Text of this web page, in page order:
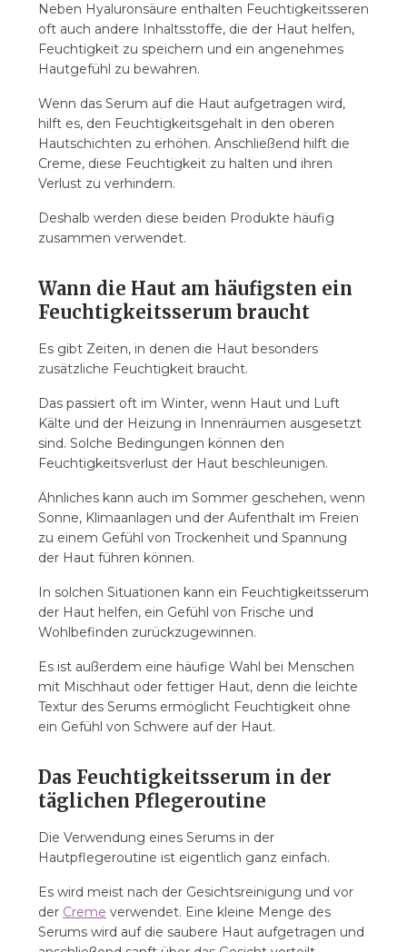
Neben Hyaluronsäure enthalten Feuchtigkeitsseren
oft auch andere Inhaltsstoffe, die der Haut helfen,
Feuchtigkeit zu speichern und ein angenehmes
Hautgefühl zu bewahren.
Wenn das Serum auf die Haut aufgetragen wird,
hilft es, den Feuchtigkeitsgehalt in den oberen
Hautschichten zu erhöhen. Anschließend hilft die
Creme, diese Feuchtigkeit zu halten und ihren
Verlust zu verhindern.
Deshalb werden diese beiden Produkte häufig
zusammen verwendet.
Wann die Haut am häufigsten ein
Feuchtigkeitsserum braucht
Es gibt Zeiten, in denen die Haut besonders
zusätzliche Feuchtigkeit braucht.
Das passiert oft im Winter, wenn Haut und Luft
Kälte und der Heizung in Innenräumen ausgesetzt
sind. Solche Bedingungen können den
Feuchtigkeitsverlust der Haut beschleunigen.
Ähnliches kann auch im Sommer geschehen, wenn
Sonne, Klimaanlagen und der Aufenthalt im Freien
zu einem Gefühl von Trockenheit und Spannung
der Haut führen können.
In solchen Situationen kann ein Feuchtigkeitsserum
der Haut helfen, ein Gefühl von Frische und
Wohlbefinden zurückzugewinnen.
Es ist außerdem eine häufige Wahl bei Menschen
mit Mischhaut oder fettiger Haut, denn die leichte
Textur des Serums ermöglicht Feuchtigkeit ohne
ein Gefühl von Schwere auf der Haut.
Das Feuchtigkeitsserum in der
täglichen Pflegeroutine
Die Verwendung eines Serums in der
Hautpflegeroutine ist eigentlich ganz einfach.
Es wird meist nach der Gesichtsreinigung und vor
der Creme verwendet. Eine kleine Menge des
Serums wird auf die saubere Haut aufgetragen und